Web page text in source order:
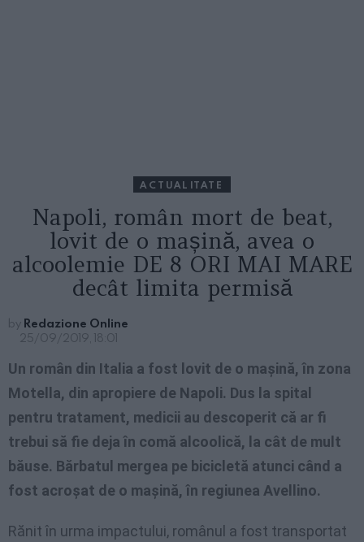
ACTUALITATE
Napoli, român mort de beat,
lovit de o mașină, avea o
alcoolemie DE 8 ORI MAI MARE
decât limita permisă
by Redazione Online
25/09/2019, 18:01
Un român din Italia a fost lovit de o mașină, în zona
Motella, din apropiere de Napoli. Dus la spital
pentru tratament, medicii au descoperit că ar fi
trebui să fie deja în comă alcoolică, la cât de mult
băuse. Bărbatul mergea pe bicicletă atunci când a
fost acroșat de o mașină, în regiunea Avellino.
Rănit în urma impactului, românul a fost transportat